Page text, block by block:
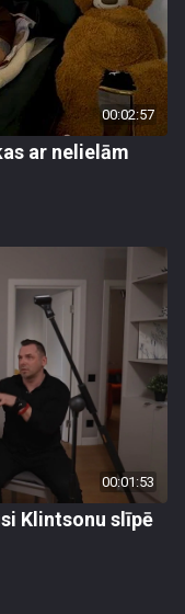
00:02:57
ar nelielām
00:01:53
Klintsonu slīpē